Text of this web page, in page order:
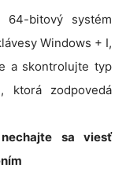
64-bitový systém
Windows + I,
a skontrolujte typ
ktorá zodpovedá
sa viesť